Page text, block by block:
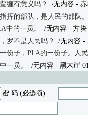
缠有意义吗？
/无内容 - 赤
挥的部队，是人民的部队
中的一员。
/无内容 - 方块
罗不是人民吗？
/无内容 -
份子，PLA的一份子。人
一员。
/无内容 - 黑木崖
密 码 (必选项):